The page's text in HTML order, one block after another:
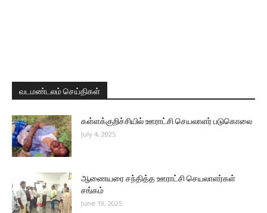
வடமண்டலம் செய்திகள்
கள்ளக்குறிச்சியில் ஊராட்சி செயலாளர் படுகொலை
July 4, 2025
ஆணையரை சந்தித்த ஊராட்சி செயலாளர்கள்
சங்கம்
June 19, 2025